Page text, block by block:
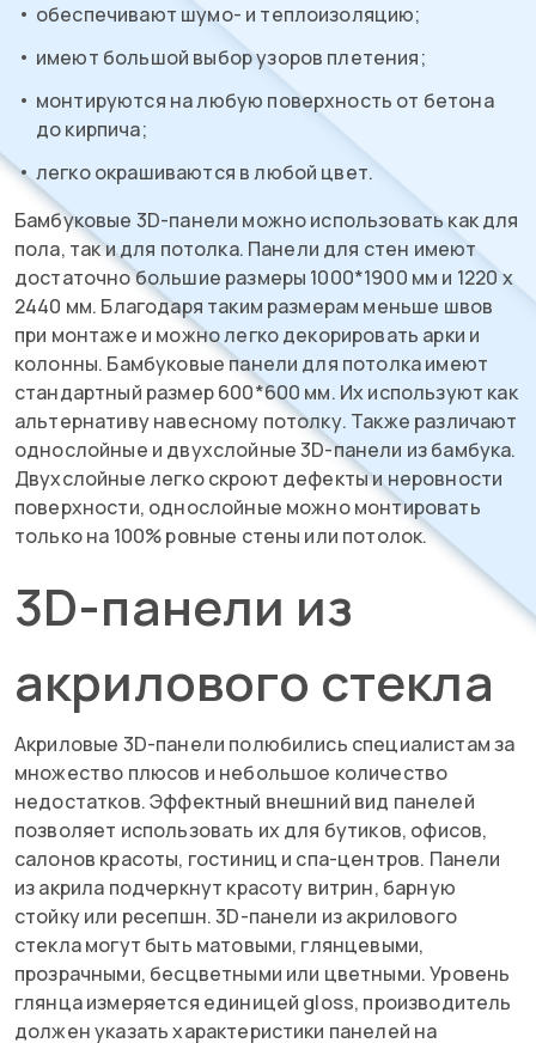
обеспечивают шумо- и теплоизоляцию;
имеют большой выбор узоров плетения;
монтируются на любую поверхность от бетона
до кирпича;
легко окрашиваются в любой цвет.
Бамбуковые 3D-панели можно использовать как для
пола, так и для потолка. Панели для стен имеют
достаточно большие размеры 1000*1900 мм и 1220 х
2440 мм. Благодаря таким размерам меньше швов
при монтаже и можно легко декорировать арки и
колонны. Бамбуковые панели для потолка имеют
стандартный размер 600*600 мм. Их используют как
альтернативу навесному потолку. Также различают
однослойные и двухслойные 3D-панели из бамбука.
Двухслойные легко скроют дефекты и неровности
поверхности, однослойные можно монтировать
только на 100% ровные стены или потолок.
3D-панели из
акрилового стекла
Акриловые 3D-панели полюбились специалистам за
множество плюсов и небольшое количество
недостатков. Эффектный внешний вид панелей
позволяет использовать их для бутиков, офисов,
салонов красоты, гостиниц и спа-центров. Панели
из акрила подчеркнут красоту витрин, барную
стойку или ресепшн. 3D-панели из акрилового
стекла могут быть матовыми, глянцевыми,
прозрачными, бесцветными или цветными. Уровень
глянца измеряется единицей gloss, производитель
должен указать характеристики панелей на